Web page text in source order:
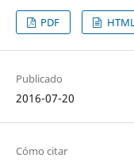
PDF
Publicado
2016-07-20
Cómo citar